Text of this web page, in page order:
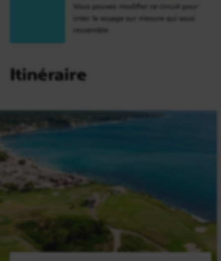
Vous pouvez modifier ce circuit pour
créer le voyage sur mesure qui vous
ressemble.
Itinéraire